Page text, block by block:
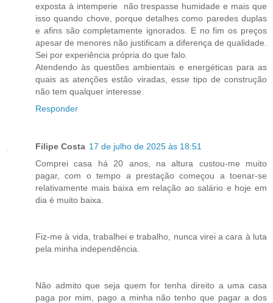
exposta à intemperie não trespasse humidade e mais que
isso quando chove, porque detalhes como paredes duplas
e afins são completamente ignorados. E no fim os preços
apesar de menores não justificam a diferença de qualidade.
Sei por experiência própria do que falo.
Atendendo às questões ambientais e energéticas para as
quais as atenções estão viradas, esse tipo de construção
não tem qualquer interesse.
Responder
Filipe Costa 17 de julho de 2025 às 18:51
Comprei casa há 20 anos, na altura custou-me muito
pagar, com o tempo a prestação começou a toenar-se
relativamente mais baixa em relação ao salário e hoje em
dia é muito baixa.
Fiz-me à vida, trabalhei e trabalho, nunca virei a cara à luta
pela minha independência.
Não admito que seja quem for tenha direito a uma casa
paga por mim, pago a minha não tenho que pagar a dos